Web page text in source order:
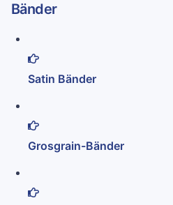
Bänder
Satin Bänder
Grosgrain-Bänder